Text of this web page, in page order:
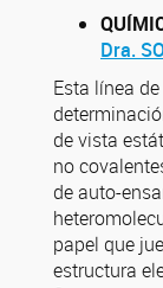
Dra.
Esta línea
de vista
no
de auto-
papel que
estructura